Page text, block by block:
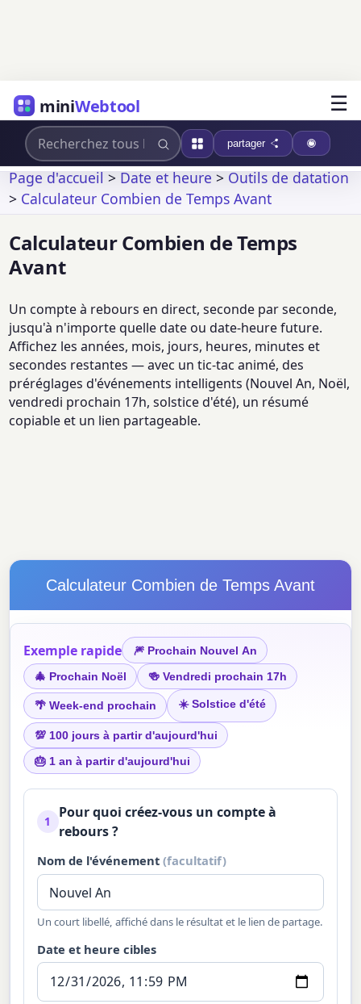
miniWebtool ☰
partager
Page d'accueil>Date et heure>Outils de datation
> Calculateur Combien de Temps Avant
Calculateur Combien de Temps
Avant
Un compte à rebours en direct, seconde par seconde,
jusqu'à n'importe quelle date ou date-heure future.
Affichez les années, mois, jours, heures, minutes et
secondes restantes — avec un tic-tac animé, des
préréglages d'événements intelligents (Nouvel An, Noël,
vendredi prochain 17h, solstice d'été), un résumé
copiable et un lien partageable.
Calculateur Combien de Temps Avant
Exemple rapide 🎆 Prochain Nouvel An
🎄 Prochain Noël 🍻 Vendredi prochain 17h
🌴 Week-end prochain ☀️ Solstice d'été
💯 100 jours à partir d'aujourd'hui
🎂 1 an à partir d'aujourd'hui
1
Pour quoi créez-vous un compte à
rebours ?
Nom de l'événement(facultatif)
Un court libellé, affiché dans le résultat et le lien de partage.
Date et heure cibles